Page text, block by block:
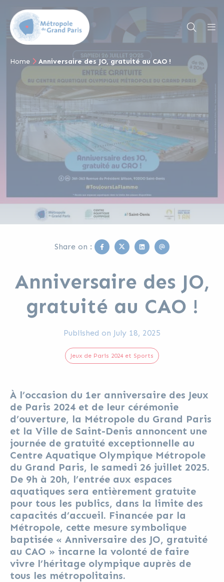
Home Anniversaire des JO, gratuité au CAO !
Share on : Facebook
TwitterLinkedinEmail
Anniversaire des JO,
gratuité au CAO !
Published on July 18, 2025
Jeux de Paris 2024 et Sports
À l’occasion du 1er anniversaire des Jeux
de Paris 2024 et de leur cérémonie
d’ouverture, la Métropole du Grand Paris
et la Ville de Saint-Denis annoncent une
journée de gratuité exceptionnelle au
Centre Aquatique Olympique Métropole
du Grand Paris, le samedi 26 juillet 2025.
De 9h à 20h, l’entrée aux espaces
aquatiques sera entièrement gratuite
pour tous les publics, dans la limite des
capacités d’accueil. Financée par la
Métropole, cette mesure symbolique
baptisée « Anniversaire des JO, gratuité
au CAO » incarne la volonté de faire
vivre l’héritage olympique auprès de
tous les métropolitains.